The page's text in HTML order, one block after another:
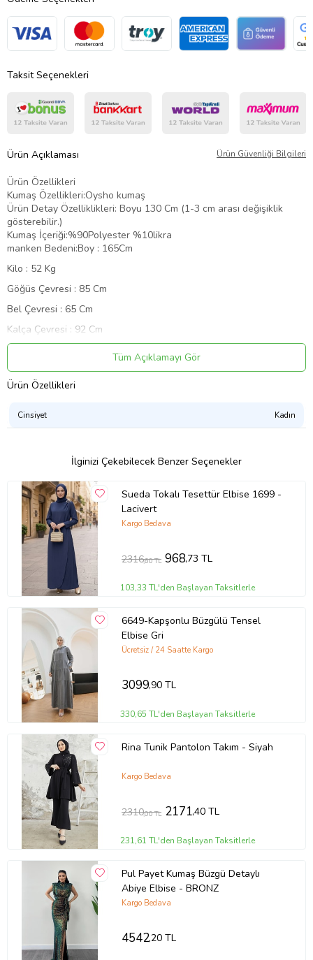
Taksit Seçenekleri
Ürün Açıklaması Ürün Güvenliği Bilgileri
Ürün Özellikleri
Kumaş Özellikleri:Oysho kumaş
Ürün Detay Özelliklikleri: Boyu 130 Cm (1-3 cm arası değişiklik
gösterebilir.)
Kumaş İçeriği:%90Polyester %10likra
manken Bedeni:Boy : 165Cm
Kilo : 52 Kg
Göğüs Çevresi : 85 Cm
Bel Çevresi : 65 Cm
Kalça Çevresi : 92 Cm
Önemli Bilgiler:Ürün renginde konsept fotoğraf çekimlerinden
Ürün Kodu:kcm29100884
Tüm Açıklamayı Gör
Ürün Özellikleri
Cinsiyet Kadın
İlginizi Çekebilecek Benzer Seçenekler
Sueda Tokalı Tesettür Elbise 1699 -
Lacivert
Kargo Bedava
2316,60 TL 968,73 TL
103,33 TL'den Başlayan Taksitlerle
6649-Kapşonlu Büzgülü Tensel
Elbise Gri
Ücretsiz / 24 Saatte Kargo
3099,90 TL
330,65 TL'den Başlayan Taksitlerle
Rina Tunik Pantolon Takım - Siyah
Kargo Bedava
2310,00 TL 2171,40 TL
231,61 TL'den Başlayan Taksitlerle
Pul Payet Kumaş Büzgü Detaylı
Abiye Elbise - BRONZ
Kargo Bedava
4542,20 TL